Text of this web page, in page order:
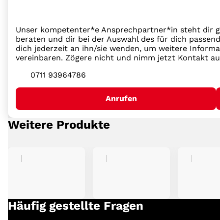
Unser kompetenter*e Ansprechpartner*in steht dir
beraten und dir bei der Auswahl des für dich
dich jederzeit an ihn/sie wenden, um weitere
vereinbaren. Zögere nicht und nimm jetzt Kontakt
0711 93964786
Anrufen
Weitere Produkte
Häufig gestellte Fragen